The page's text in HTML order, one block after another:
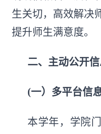
生关切，高效解决
提升师生满意度。
二、主动公开
(一） 多平台信
本学年，学院